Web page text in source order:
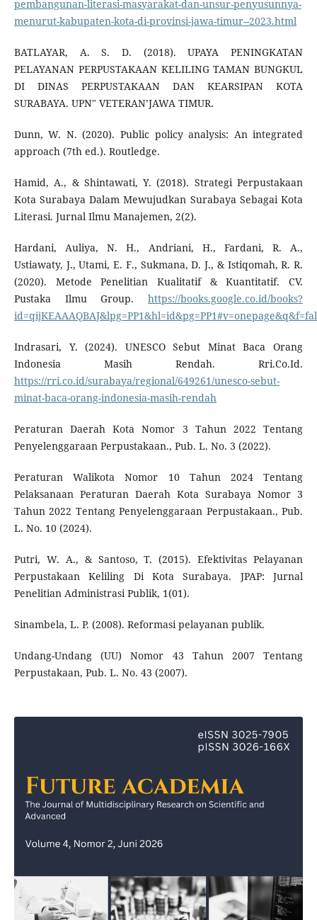
pembangunan-literasi-masyarakat-dan-unsur-penyusunnya-
menurut-kabupaten-kota-di-provinsi-jawa-timur--2023.html
BATLAYAR, A. S. D. (2018). UPAYA PENINGKATAN
PELAYANAN PERPUSTAKAAN KELILING TAMAN BUNGKUL
DI DINAS PERPUSTAKAAN DAN KEARSIPAN KOTA
SURABAYA. UPN" VETERAN’JAWA TIMUR.
Dunn, W. N. (2020). Public policy analysis: An integrated
approach (7th ed.). Routledge.
Hamid, A., & Shintawati, Y. (2018). Strategi Perpustakaan
Kota Surabaya Dalam Mewujudkan Surabaya Sebagai Kota
Literasi. Jurnal Ilmu Manajemen, 2(2).
Hardani, Auliya, N. H., Andriani, H., Fardani, R. A.,
Ustiawaty, J., Utami, E. F., Sukmana, D. J., & Istiqomah, R. R.
(2020). Metode Penelitian Kualitatif & Kuantitatif. CV.
Pustaka Ilmu Group.https://books.google.co.id/books?
Indrasari, Y. (2024). UNESCO Sebut Minat Baca Orang
Indonesia Masih Rendah. Rri.Co.Id.
https://rri.co.id/surabaya/regional/649261/unesco-sebut-
minat-baca-orang-indonesia-masih-rendah
Peraturan Daerah Kota Nomor 3 Tahun 2022 Tentang
Penyelenggaraan Perpustakaan., Pub. L. No. 3 (2022).
Peraturan Walikota Nomor 10 Tahun 2024 Tentang
Pelaksanaan Peraturan Daerah Kota Surabaya Nomor 3
Tahun 2022 Tentang Penyelenggaraan Perpustakaan., Pub.
L. No. 10 (2024).
Putri, W. A., & Santoso, T. (2015). Efektivitas Pelayanan
Perpustakaan Keliling Di Kota Surabaya. JPAP: Jurnal
Penelitian Administrasi Publik, 1(01).
Sinambela, L. P. (2008). Reformasi pelayanan publik.
Undang-Undang (UU) Nomor 43 Tahun 2007 Tentang
Perpustakaan, Pub. L. No. 43 (2007).